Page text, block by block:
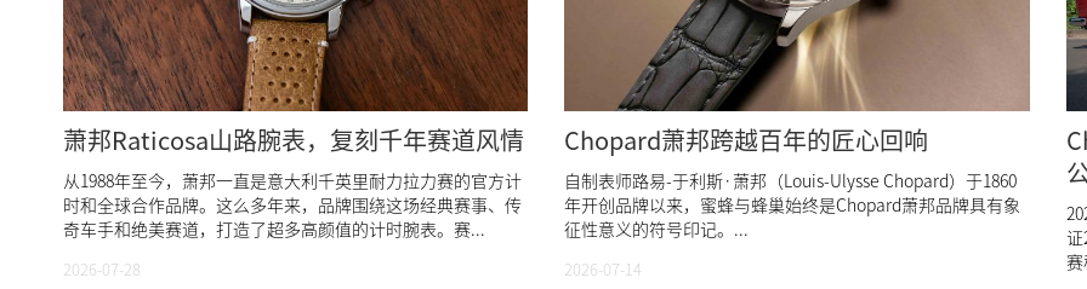
萧邦Raticosa山路腕表，复刻千年赛道风情
从1988年至今，萧邦一直是意大利千英里耐力拉力赛的官方计
时和全球合作品牌。这么多年来，品牌围绕这场经典赛事、传
奇车手和绝美赛道，打造了超多高颜值的计时腕表。赛...
2026-07-28
Chopard萧邦跨越百年的匠心回响
自制表师路易-于利斯·萧邦（Louis-Ulysse Chopard）于1860
年开创品牌以来，蜜蜂与蜂巢始终是Chopard萧邦品牌具有象
征性意义的符号印记。...
2026-07-14